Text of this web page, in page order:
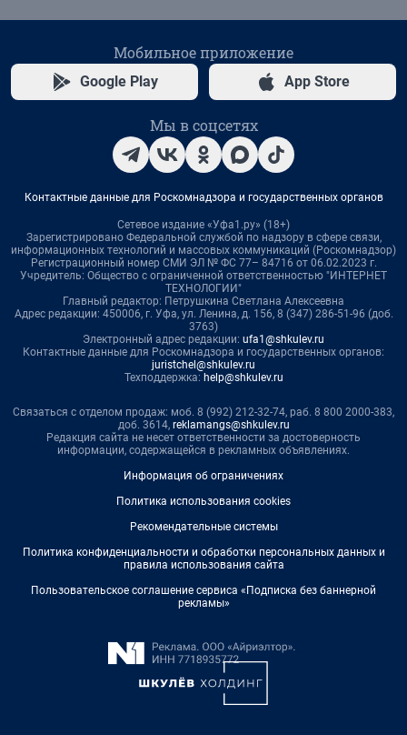
Мобильное приложение
Google Play App Store
Мы в соцсетях
Контактные данные для Роскомнадзора и государственных органов
Сетевое издание «Уфа1.ру» (18+)
Зарегистрировано Федеральной службой по надзору в сфере связи,
информационных технологий и массовых коммуникаций (Роскомнадзор)
Регистрационный номер СМИ ЭЛ № ФС 77– 84716 от 06.02.2023 г.
Учредитель: Общество с ограниченной ответственностью "ИНТЕРНЕТ
ТЕХНОЛОГИИ"
Главный редактор: Петрушкина Светлана Алексеевна
Адрес редакции: 450006, г. Уфа, ул. Ленина, д. 156, 8 (347) 286-51-96 (доб.
3763)
Электронный адрес редакции: ufa1@shkulev.ru
Контактные данные для Роскомнадзора и государственных органов:
juristchel@shkulev.ru
Техподдержка: help@shkulev.ru
Связаться с отделом продаж: моб. 8 (992) 212-32-74, раб. 8 800 2000-383,
доб. 3614, reklamangs@shkulev.ru
Редакция сайта не несет ответственности за достоверность
информации, содержащейся в рекламных объявлениях.
Информация об ограничениях
Политика использования cookies
Рекомендательные системы
Политика конфиденциальности и обработки персональных данных и
правила использования сайта
Пользовательское соглашение сервиса «Подписка без баннерной
рекламы»